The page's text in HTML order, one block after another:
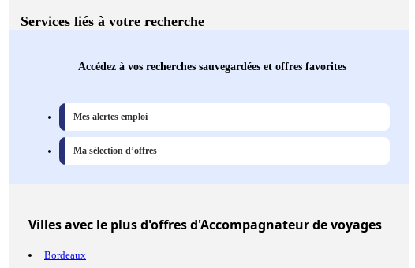
Services liés à votre recherche
Accédez à vos recherches sauvegardées et offres favorites
Mes alertes emploi
Ma sélection d’offres
Villesavec le plus d'offres d'Accompagnateur de voyages
Bordeaux